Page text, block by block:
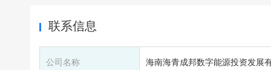
联系信息
公司名称 海南海青成邦数字能源投资发展